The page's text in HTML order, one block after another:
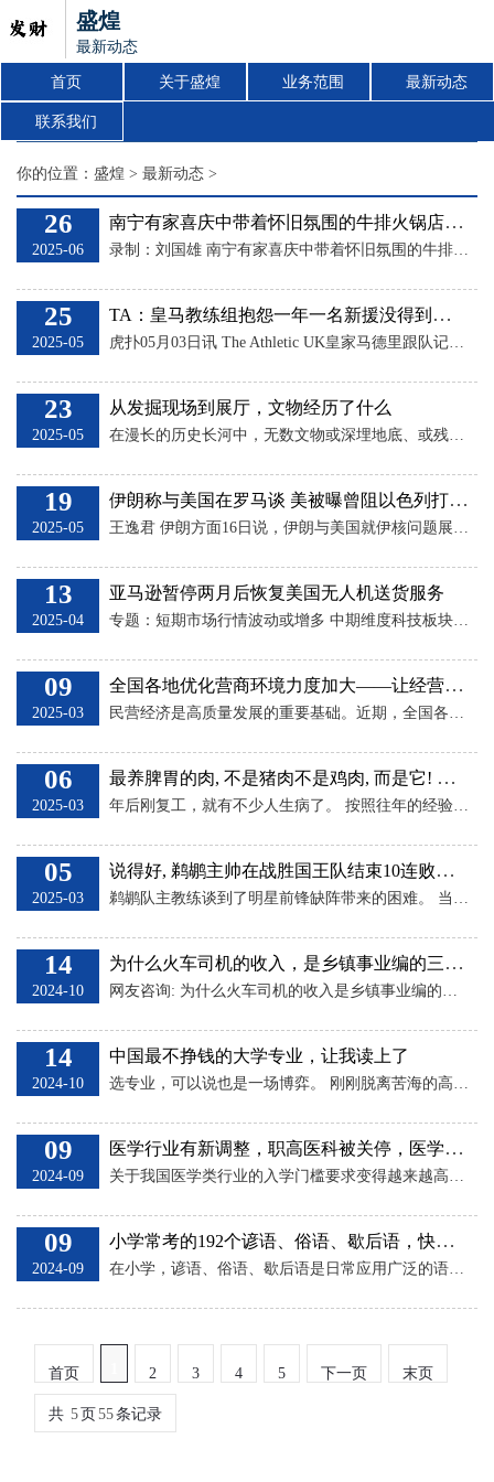
盛煌
最新动态
首页 关于盛煌 业务范围 最新动态
联系我们
你的位置： 盛煌 > 最新动态 >
26
2025-06
南宁有家喜庆中带着怀旧氛围的牛排火锅店_同事_包过_刘国雄
录制：刘国雄 南宁有家喜庆中带着怀旧氛围的牛排火锅店。 我来到南宁北湖北路城市坐标酒店旁边的大四喜地摊牛排火锅，他家的墙上有很多80、90年代的明星照片和磁带，装修喜庆中带着浓浓的怀旧氛围，挺有感觉的。 我在这里竟然遇到个同事，他来这里打包99元的麻辣牛排火锅套餐回家，老板说，你同事已经来打包过11次了。 发布于：广西壮族自治区
25
2025-05
TA：皇马教练组抱怨一年一名新援没得到；征召4名青训来硬撑
虎扑05月03日讯 The Athletic UK皇家马德里跟队记者撰写专栏文章，队内已经开启了哀叹模式。 当TA跟队记者问及吕迪格、门迪和阿拉巴的伤情时，教练组的第一反应是：“我们一如既往地缺少后卫！” 这些消息人士早已对后防线的现状感到无奈： 皇马去年夏天错失了签下中后卫莱尼-约罗的机会，后者转会至曼联，因此在二月份对阵马德里竞技和曼城时，他们不得不在没有资深中后卫的情况下出战。一月份对阵萨尔茨堡红牛时，他们又缺少一名主力右后卫。 教练组早在9月份就向TA表达了对吕迪格和米利唐整体赛程负荷
23
2025-05
从发掘现场到展厅，文物经历了什么
在漫长的历史长河中，无数文物或深埋地底、或残损蒙尘。随着社会各界对文化遗产保护工作的重视，这些文物在考古及文博人员的努力下陆续重见天日、重焕生机。发掘现场，考古人员一点点揭开土层，让这些沉睡已久的文物破土而出。修复实验室中，“文物医生”以精湛技艺和耐心，将破碎的残件重新拼凑、还原，尽可能地呈现其原始面貌。本文聚焦晋侯鸟尊等4件承载着厚重历史记忆的文物，向读者讲述考古和文物工作者为文物拂去尘埃、抚平伤痕的故事，带领读者走进文物的发掘与修复之旅，感受那份守护历史的执着与匠心，探寻时光深处的文明密码
19
2025-05
伊朗称与美国在罗马谈 美被曝曾阻以色列打击伊朗
王逸君 伊朗方面16日说，伊朗与美国就伊核问题展开的第二轮谈判定于19日在意大利首都罗马举行。同在16日，美国《纽约时报》援引美政府官员的话报道，总统唐纳德·特朗普本月早些时候告知来访的以色列总理本雅明·内塔尼亚胡，美方反对以色列于今年5月对伊朗核设施发动袭击。 [伊外长赴俄商量？] 伊朗国家电视台16日援引伊朗外交部副部长卡泽姆·加里布阿巴迪的话报道，伊朗19日将与美国在阿曼斡旋下于罗马开启第二轮谈判。 伊朗12日与美国在阿曼举行间接谈判，这是美国2018年单方面退出2015年伊朗核问题全面
13
2025-04
亚马逊暂停两月后恢复美国无人机送货服务
专题：短期市场行情波动或增多 中期维度科技板块仍是主线 亚马逊证实，在暂停数月后，该公司已在美国两个州重启无人机送货。 今年1月，亚马逊暂停了在德克萨斯州大学城（College Station）和亚利桑那州托尔森（Tolleson）这两个正在测试这项服务的美国市场的Prime Air送货服务，因为该公司对其无人机队进行了软件更新。 亚马逊表示，该公司发现无人机的高度传感器出现了异常，这是由空气中的灰尘引起的，可能导致其系统对其相对于地面的位置产生不准确的读数。亚马逊“从未遇到过真正的安全问题”
09
2025-03
全国各地优化营商环境力度加大——让经营主体长得出长得高长得壮
民营经济是高质量发展的重要基础。近期，全国各地围绕公平、高效等关键环节，出台多项新举措，加大优化营商环境力度，让更多经营主体长得出、长得高、长得壮。 回应民营企业现实关切 最近，北京海关发布的一组数据引发了广泛关注：北京地区民营企业进出口已连续15年保持增长并创下历史新高，2024年北京民营企业外贸规模首次突破4000亿元。其中，集成电路、电脑及其零部件、玩具等商品出口分别增长79.1%、37.9%、269.8%。 这一成绩，既展现出民营经济的活力，也反映了持续优化营商环境的效果和意义。今年以
06
2025-03
最养脾胃的肉, 不是猪肉不是鸡肉, 而是它! 体质强了长高个!
年后刚复工，就有不少人生病了。 按照往年的经验来看，等到开学的时候，还会有不少人生病。 春天天气变化快，你看周四的时候温度还有10°，到了周五就降温了。 身体无法适应这个温度变化，自然就受寒生病了。 更何况现在各种呼吸道传染病流行，甲流、乙流、鼻病毒，有混合感染的，再加上复工、开学人口流动大，细菌也自然跟着一起被传播了，根本防不胜防。 所以春天虽然是万物复苏的季节，但也是万病复苏的时刻。 这也是家长最为担心的地方，再过几天就要开学了，生怕孩子上学没几天就病倒了，耽误学习是其次，就怕把身体搞得越
05
2025-03
说得好, 鹈鹕主帅在战胜国王队结束10连败后谈锡安缺阵带来的挑战
鹈鹕队主教练谈到了明星前锋缺阵带来的困难。 当地时间周四晚上，新奥尔良鹈鹕队在主场以 140-133 的加时赛战胜萨克拉门托国王队，结束了全明星赛前的 10 连败。鹈鹕队再次缺少明星大前锋锡安·威廉姆森，这给主教练威利·格林和球队其他成员带来了更大的挑战。 威廉姆森的表现一直不稳定，即使他从 1 月份背部受伤中恢复过来，自 11 月以来一直无法上场。格林证实，如果没有威廉姆森，球队的运作会更加困难。 “Z（威廉姆森）为我们的团队带来了很多好处，”格林说。“他有能力攻击内线，他在场上的重力让我们
14
2024-10
为什么火车司机的收入，是乡镇事业编的三倍，这公平吗？
网友咨询: 为什么火车司机的收入是乡镇事业编的三倍，这公平吗？我是农机站事业编管理岗，年收入六七万，我爸一年二十万？ 我的答复: 我平时因为工作的关系，对于本地体制内很多情况都比较了解，你的父亲是在火车司机的岗位工作，每年年薪可以达到20万，你只是在事业单位工作，年薪六七万，感觉到比较不公平，我认为不必这样考虑。 因为你爸在参加工作的过程当中，他付出的努力和汗水肯定比你在事业单位更大，平时的工作强度也会更大，同时他的工作年龄也比你更大。针对你提出的问题，我建议可以从下面几个方面进行考虑。 一、
14
2024-10
中国最不挣钱的大学专业，让我读上了
选专业，可以说也是一场博弈。 刚刚脱离苦海的高中学子们哪能领会， 他们三五天间匆忙做出的选择， 早已在暗中标好了价格。 辛辛苦苦大学四年， 期末熬夜爆肝秃头脱发也就算了， 没承想毕业即失业， 即使就业了也挣不到钱。 每一个社畜在面对工资卡余额时流下的泪， 都是当年选专业时脑子里进的水。 今天，就让我们听听， 来自不同学科门类的贫穷代言人， 都有什么话想说—— 俗话说，男怕入错行，女怕嫁错郎。 在这个看重学历的时代， 有时候，选择就是比努力重要多了。 高考既要考得好，也要报得好。 选对了专业，
09
2024-09
医学行业有新调整，职高医科被关停，医学培养或向“精英化”发展
关于我国医学类行业的入学门槛要求变得越来越高，未来想要成为医学生，必须要满足985高校的硕博以上学历证明这不仅仅是加强我国教育资质的规范性，同时也是对我国医学专业发展过程当中的一种保障。 在以往老师想要进入到我国学校任教要满足本科以上学历想要当老师，现如今也需要满足于专业师范毕业并且获得更高的学历条件以及综合素质。 尤其是在我国教学政策没有完全普及的同时，学生在满足中专以及高职院校的毕业学历才有机会进入到幼儿园任教，根据教育部门所作出调整以后，教育类专业变得更加规范化，进入到我国幼师这份工作岗
09
2024-09
小学常考的192个谚语、俗语、歇后语，快来测测孩子知识储备
在小学，谚语、俗语、歇后语是日常应用广泛的语文知识，也是要求学生掌握的重点内容。 今天诗词君为大家整理约200个常考的谚语、俗语、歇后语，家长可以在家抽空拿来考考自己的孩子哦！ 谚语 【农业谚语】 六月六，看谷秀。 春雷响，万物长。 清明前后，种瓜点豆。 六月不热，五谷不结。 处暑不出头，割谷喂老牛。 春天三场雨，秋后不缺米。 庄稼一枝花，全靠肥当家。 【天气谚语】 立了秋，把扇丢。 二八月，乱穿衣。 夏雨少，秋霜早。 有雨山戴帽，无雨半山腰。 朝霞不出门，晚霞行千里。 霜重见晴天，雪多兆丰年
首页 2 3 4 5 下一页 末页
共 5页 55条记录